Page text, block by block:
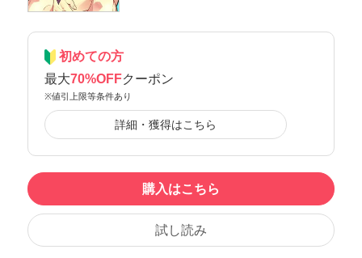
初めての方
最大70%OFFクーポン
※値引上限等条件あり
詳細・獲得はこちら
購入はこちら
試し読み